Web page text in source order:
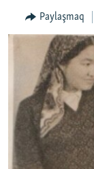
VİDEO
SÜRET
BLOGLAR
FİKİR
Русский
Українською
Paylaşmaq